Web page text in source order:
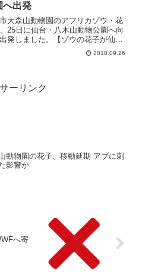
へ出発
大森山動物園のアフリカゾウ・花
25日に仙台・八木山動物公園へ向
発しました。【ゾウの花子が仙台
立ちました】繁殖のため仙台市八木
物公園に移動するアフリカゾウの花
2018.09.26
ーリンク
動物園の花子、移動延期 アブに刺
影響か
へ寄